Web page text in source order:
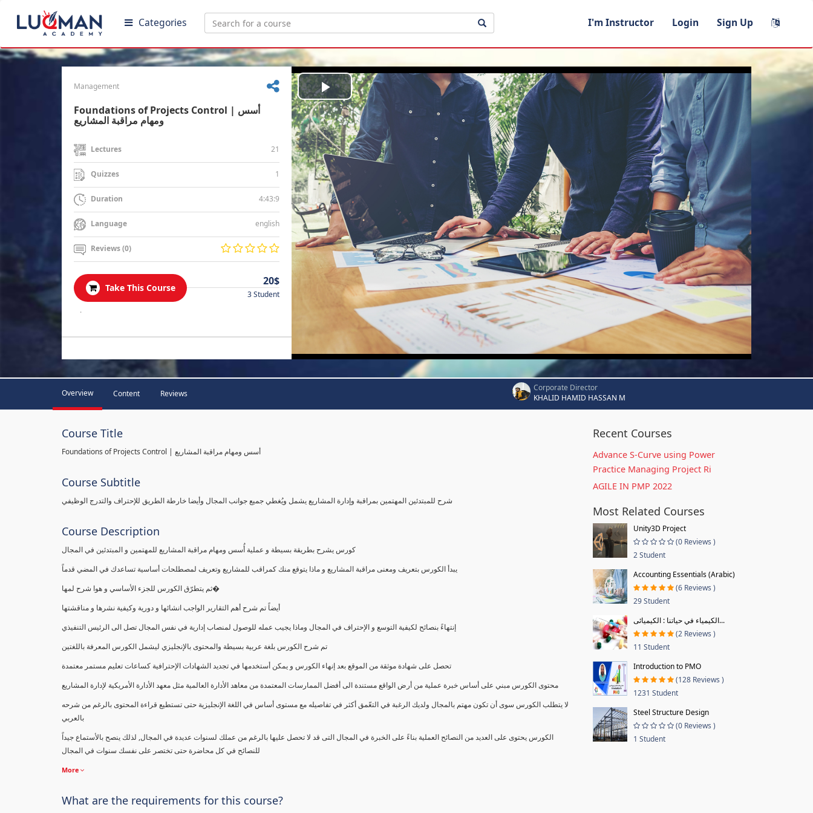
Categories I'm Instructor Login Sign Up
Management
Foundations of Projects Control | أسس
ومهام مراقبة المشاريع
Lectures 21
Quizzes 1
Duration 4:43:9
Language english
Reviews (0)
Take This Course
20$
3 Student
.
Play
Video
Overview Content Reviews
Corporate Director
KHALID HAMID HASSAN M
Course Title
Foundations of Projects Control | أسس ومهام مراقبة المشاريع
Course Subtitle
شرح للمبتدئين المهتمين بمراقبة وإدارة المشاريع يشمل ويُغطي جميع جوانب المجال وأيضا خارطة الطريق للإحتراف والتدرج الوظيفي
Course Description
كورس يشرح بطريقة بسيطة و عملية أُسس ومهام مراقبة المشاريع للمهتمين و المبتدئين في المجال
يبدأ الكورس بتعريف ومعنى مراقبة المشاريع و ماذا يتوقع منك كمراقب للمشاريع وتعريف لمصطلحات أساسية تساعدك في المضي قدماً
ثم يتطرّق الكورس للجزء الأساسي و هوا شرح لمها�
أيضاً تم شرح أهم التقارير الواجب انشائها و دورية وكيفية نشرها و مناقشتها
إنتهاءً بنصائح لكيفية التوسع و الإحتراف في المجال وماذا يجيب عمله للوصول لمنصاب إدارية في نفس المجال تصل الى الرئيس التنفيذي
تم شرح الكورس بلغة عربية بسيطة والمحتوى بالإنجليزي ليشمل الكورس المعرفة باللغتين
تحصل على شهادة موثقة من الموقع بعد إنهاء الكورس و يمكن أستخدمها في تجديد الشهادات الإحترافية كساعات تعليم مستمر معتمدة
محتوى الكورس مبني على أساس خبرة عملية من أرض الواقع مستندة الى أفضل الممارسات المعتمدة من معاهد الأدارة العالمية مثل معهد الأدارة الأمريكية لإدارة المشاريع
لا يتطلب الكورس سوى أن تكون مهتم بالمجال ولديك الرغبة في التعّمق أكثر في تفاصيله مع مستوى أساس في اللغة الإنجليزية حتى تستطيع قراءة المحتوى بالرغم من شرحه
بالعربي
الكورس يحتوى على العديد من النصائح العملية بناءً على الخبرة في المجال التى قد لا تحصل عليها بالرغم من عملك لسنوات عديدة في المجال, لذلك ينصح بالأستماع جيداً
للنصائح في كل محاضرة حتى تختصر على نفسك سنوات في المجال
More
What are the requirements for this course?
Recent Courses
Advance S-Curve using Power
Practice Managing Project Ri
AGILE IN PMP 2022
Most Related Courses
Unity3D Project
(0 Reviews )
2 Student
Accounting Essentials (Arabic)
(6 Reviews )
29 Student
الكيمياء في حياتنا : الكيميائى...
(2 Reviews )
11 Student
Introduction to PMO
(128 Reviews )
1231 Student
Steel Structure Design
(0 Reviews )
1 Student